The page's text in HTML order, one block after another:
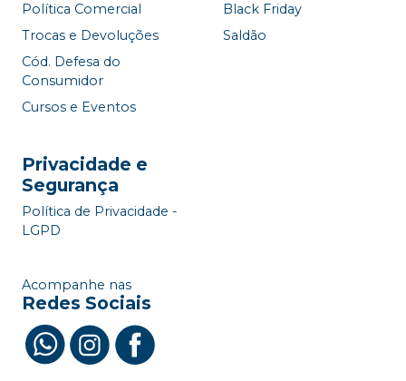
Política Comercial
Trocas e Devoluções
Cód. Defesa do
Consumidor
Cursos e Eventos
Black Friday
Saldão
Privacidade e
Segurança
Política de Privacidade -
LGPD
Acompanhe nas
Redes Sociais